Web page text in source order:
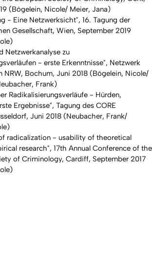
(Bögelein, Nicole/ Meier, Jana)
- Eine Netzwerksicht", 16. Tagung der
Gesellschaft, Wien, September 2019
Netzwerkanalyse zu
- erste Erkenntnisse", Netzwerk
NRW, Bochum, Juni 2018 (Bögelein, Nicole/
Frank)
Radikalisierungsverläufe - Hürden,
Ergebnisse", Tagung des CORE
Juni 2018 (Neubacher, Frank/
radicalization - usability of theoretical
research", 17th Annual Conference of the
of Criminology, Cardiff, September 2017